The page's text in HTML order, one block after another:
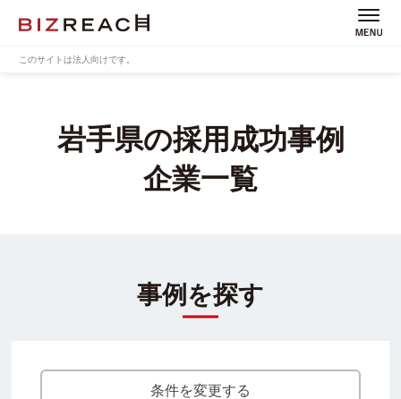
このサイトは法人向けです。
岩手県の採用成功事例
企業一覧
事例を探す
条件を変更する